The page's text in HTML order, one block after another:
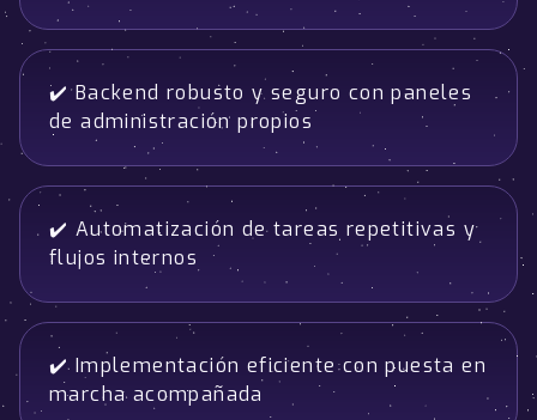
✔️ Backend robusto y seguro con paneles
de administración propios
✔️ Automatización de tareas repetitivas y
flujos internos
✔️ Implementación eficiente con puesta en
marcha acompañada